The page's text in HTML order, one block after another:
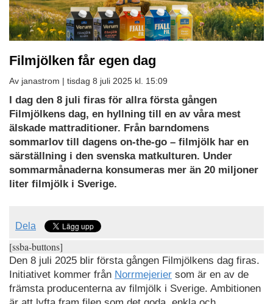
Filmjölken får egen dag
Av janastrom | tisdag 8 juli 2025 kl. 15:09
I dag den 8 juli firas för allra första gången
Filmjölkens dag, en hyllning till en av våra mest
älskade mattraditioner. Från barndomens
sommarlov till dagens on-the-go – filmjölk har en
särställning i den svenska matkulturen. Under
sommarmånaderna konsumeras mer än 20 miljoner
liter filmjölk i Sverige.
Dela
[ssba-buttons]
Den 8 juli 2025 blir första gången Filmjölkens dag firas.
Initiativet kommer från Norrmejerier som är en av de
främsta producenterna av filmjölk i Sverige. Ambitionen